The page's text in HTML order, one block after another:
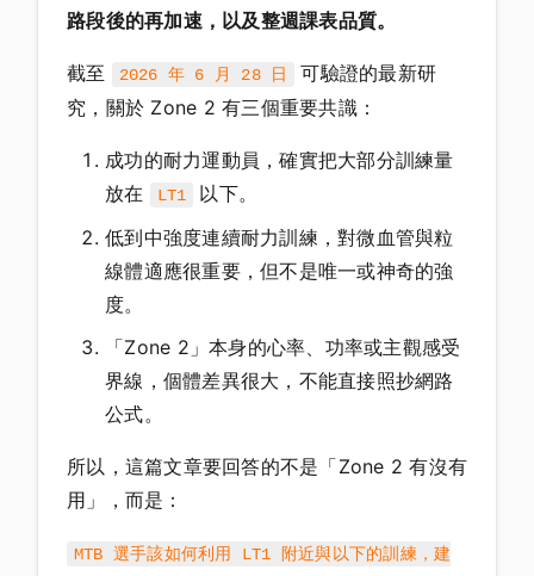
路段後的再加速，以及整週課表品質。
截至 2026 年 6 月 28 日
可驗證的最新研
究，關於 Zone 2 有三個重要共識：
成功的耐力運動員，確實把大部分訓練量
放在
LT1
以下。
低到中強度連續耐力訓練，對微血管與粒
線體適應很重要，但不是唯一或神奇的強
度。
「Zone 2」本身的心率、功率或主觀感受
界線，個體差異很大，不能直接照抄網路
公式。
所以，這篇文章要回答的不是「Zone 2 有沒有
用」，而是：
MTB 選手該如何利用 LT1 附近與以下的訓練，建